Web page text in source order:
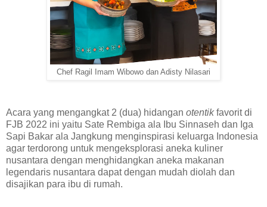
Chef Ragil Imam Wibowo dan Adisty Nilasari
Acara yang mengangkat 2 (dua) hidangan otentikfavorit di
FJB 2022 ini yaitu Sate Rembiga ala Ibu Sinnaseh dan Iga
Sapi Bakar ala Jangkung menginspirasi keluarga Indonesia
agar terdorong untuk mengeksplorasi aneka kuliner
nusantara dengan menghidangkan aneka makanan
legendaris nusantara dapat dengan mudah diolah dan
disajikan para ibu di rumah.